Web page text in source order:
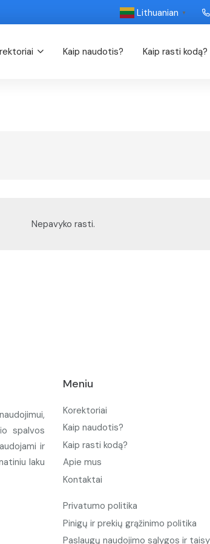
Lithuanian ▼
Kaip naudotis? Kaip rasti kodą?
Nepavyko rasti.
spalvos
ir
laku
Meniu
Korektoriai
Kaip naudotis?
Kaip rasti kodą?
Apie mus
Kontaktai
Privatumo politika
Pinigų ir prekių grąžinimo politika
Paslaugų naudojimo sąlygos ir